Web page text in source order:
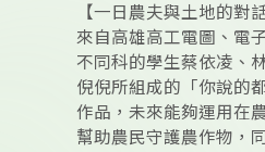
【一日農夫與土地的對話
來自高雄高工電圖、電
不同科的學生蔡依凌、
倪倪所組成的「你說的
作品，未來能夠運用在
幫助農民守護農作物，